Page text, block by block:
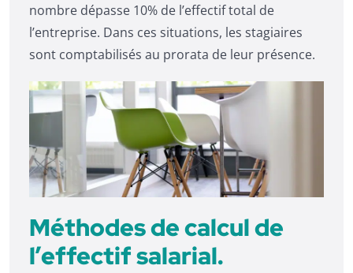
nombre dépasse 10% de l’effectif total de
l’entreprise. Dans ces situations, les stagiaires
sont comptabilisés au prorata de leur présence.
Méthodes de calcul de
l’effectif salarial.